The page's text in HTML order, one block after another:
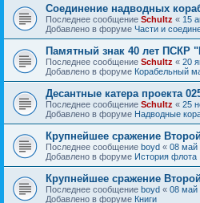
Соединение надводных
Последнее сообщение Schultz « 15
Добавлено в форуме Части и
Памятный знак 40 лет ПСКР
Последнее сообщение Schultz « 20
Добавлено в форуме Корабельный
Десантные катера проекта
Последнее сообщение Schultz « 25
Добавлено в форуме Надводные
Крупнейшее сражение
Последнее сообщение boyd « 08 май
Добавлено в форуме История флота
Крупнейшее сражение
Последнее сообщение boyd « 08 май
Добавлено в форуме Книги